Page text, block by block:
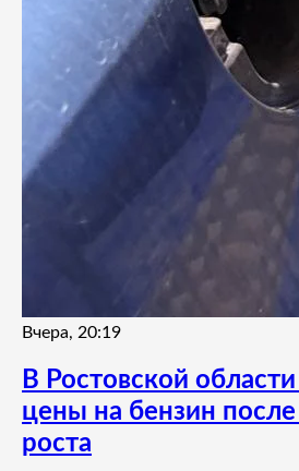
Вчера, 20:19
В Ростовской
цены на бензин после
роста